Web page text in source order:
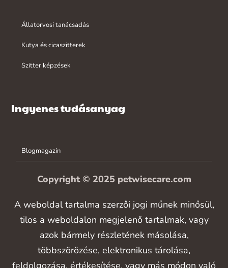
Állatorvosi tanácsadás
Kutya és cicaszitterek
Szitter képzések
Ingyenes tudásanyag
Blogmagazin
Copyright © 2025 petwisecare.com
A weboldal tartalma szerzői jogi műnek minősül,
tilos a weboldalon megjelenő tartalmak, vagy
azok bármely részletének másolása,
többszörözése, elektronikus tárolása,